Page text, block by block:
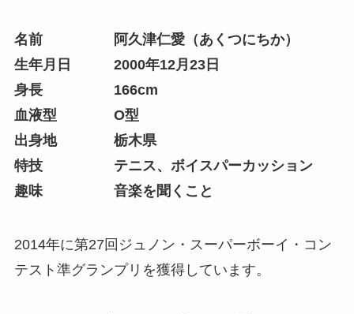
名前 阿久津仁愛（あくつにちか）
生年月日 2000年12月23日
身長 166cm
血液型 O型
出身地 栃木県
特技 テニス、ボイスパーカッション
趣味 音楽を聞くこと
2014年に第27回ジュノン・スーパーボーイ・コン
テスト準グランプリを獲得しています。